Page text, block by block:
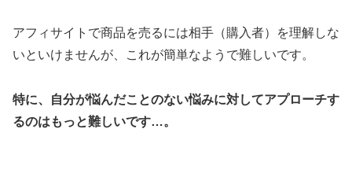
アフィサイトで商品を売るには相手（購入者）を理解しな
いといけませんが、これが簡単なようで難しいです。
特に、自分が悩んだことのない悩みに対してアプローチす
るのはもっと難しいです…。